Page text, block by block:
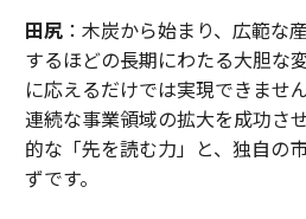
田尻：木炭から始まり、広範な
するほどの長期にわたる大胆な
に応えるだけでは実現できませ
連続な事業領域の拡大を成功さ
的な「先を読む力」と、独自の
ずです。